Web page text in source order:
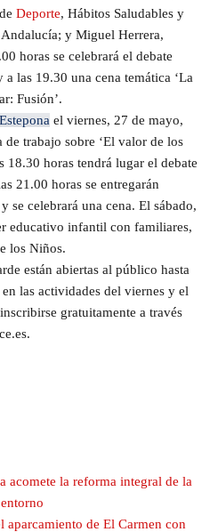
Deporte, Hábitos Saludables y
y Miguel Herrera,
horas se celebrará el debate
las 19.30 una cena temática ‘La
Fusión’.
Estepona el viernes, 27 de mayo,
trabajo sobre ‘El valor de los
18.30 horas tendrá lugar el debate
21.00 horas se entregarán
se celebrará una cena. El sábado,
educativo infantil con familiares,
los Niños.
están abiertas al público hasta
las actividades del viernes y el
gratuitamente a través
acomete la reforma integral de la
aparcamiento de El Carmen con